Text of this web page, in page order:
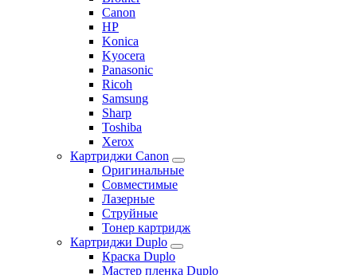
Canon
HP
Konica
Kyocera
Panasonic
Ricoh
Samsung
Sharp
Toshiba
Xerox
Картриджи Canon
Оригинальные
Совместимые
Лазерные
Струйные
Тонер картридж
Картриджи Duplo
Краска Duplo
Мастер пленка Duplo